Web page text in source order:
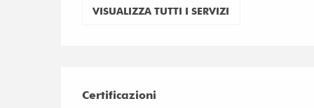
VISUALIZZA TUTTI I SERVIZI
Offerte di
Certificazioni
Certificazioni